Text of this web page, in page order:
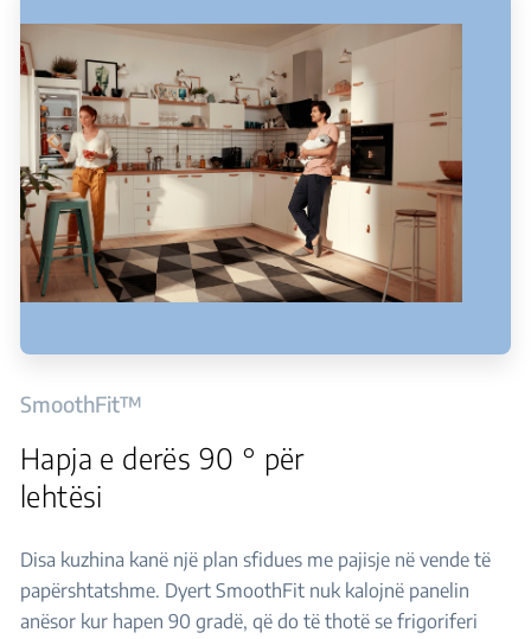
SmoothFit™
Hapja e derës 90 ° për
lehtësi
Disa kuzhina kanë një plan sfidues me pajisje në vende të
papërshtatshme. Dyert SmoothFit nuk kalojnë panelin
anësor kur hapen 90 gradë, që do të thotë se frigoriferi